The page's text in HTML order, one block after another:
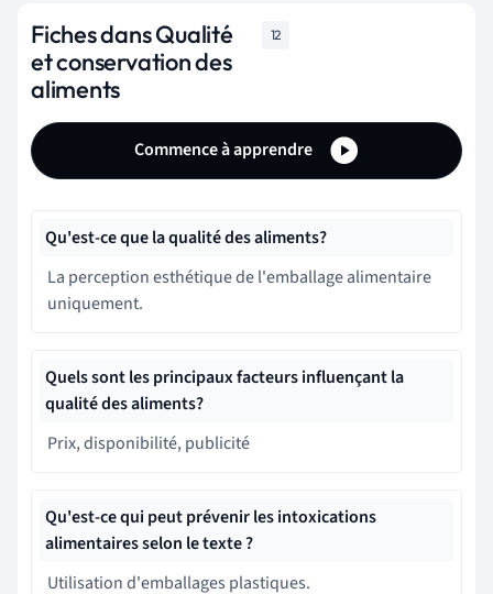
Fiches dans Qualité
et conservation des
aliments
12
Commence à apprendre
Qu'est-ce que la qualité des aliments?
La perception esthétique de l'emballage alimentaire
uniquement.
Quels sont les principaux facteurs influençant la
qualité des aliments?
Prix, disponibilité, publicité
Qu'est-ce qui peut prévenir les intoxications
alimentaires selon le texte ?
Utilisation d'emballages plastiques.